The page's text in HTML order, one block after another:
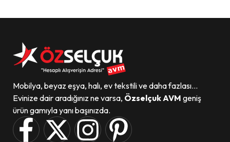
Mobilya, beyaz eşya, halı, ev tekstili ve daha fazlası...
Evinize dair aradığınız ne varsa, Özselçuk AVM geniş
ürün gamıyla yanı başınızda.